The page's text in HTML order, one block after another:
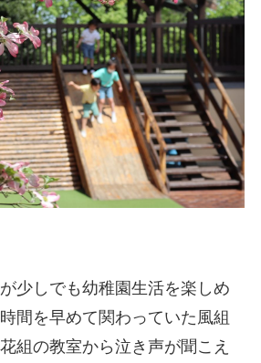
少しでも幼稚園生活を楽しめ
間を早めて関わっていた風組
組の教室から泣き声が聞こえ